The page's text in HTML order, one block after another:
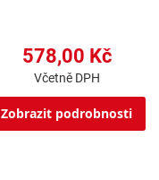
578,00 Kč
Včetně DPH
Zobrazit podrobnosti